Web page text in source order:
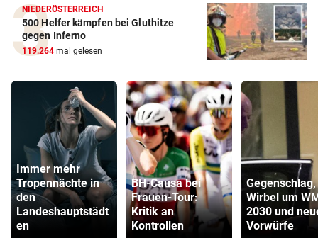
NIEDERÖSTERREICH
500 Helfer kämpfen bei Gluthitze
gegen Inferno
119.264 mal gelesen
Immer mehr
Tropennächte in
den
Landeshauptstädt
en
BH-Causa bei
Frauen-Tour:
Kritik an
Kontrollen
Gegenschlag,
Wirbel um
2030 und
Vorwürfe